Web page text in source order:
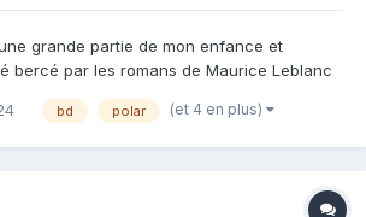
grande partie de mon enfance et
bercé par les romans de Maurice Leblanc
un peu, que ce soit en bd ou autre,
bd polar (et 4 en plus)